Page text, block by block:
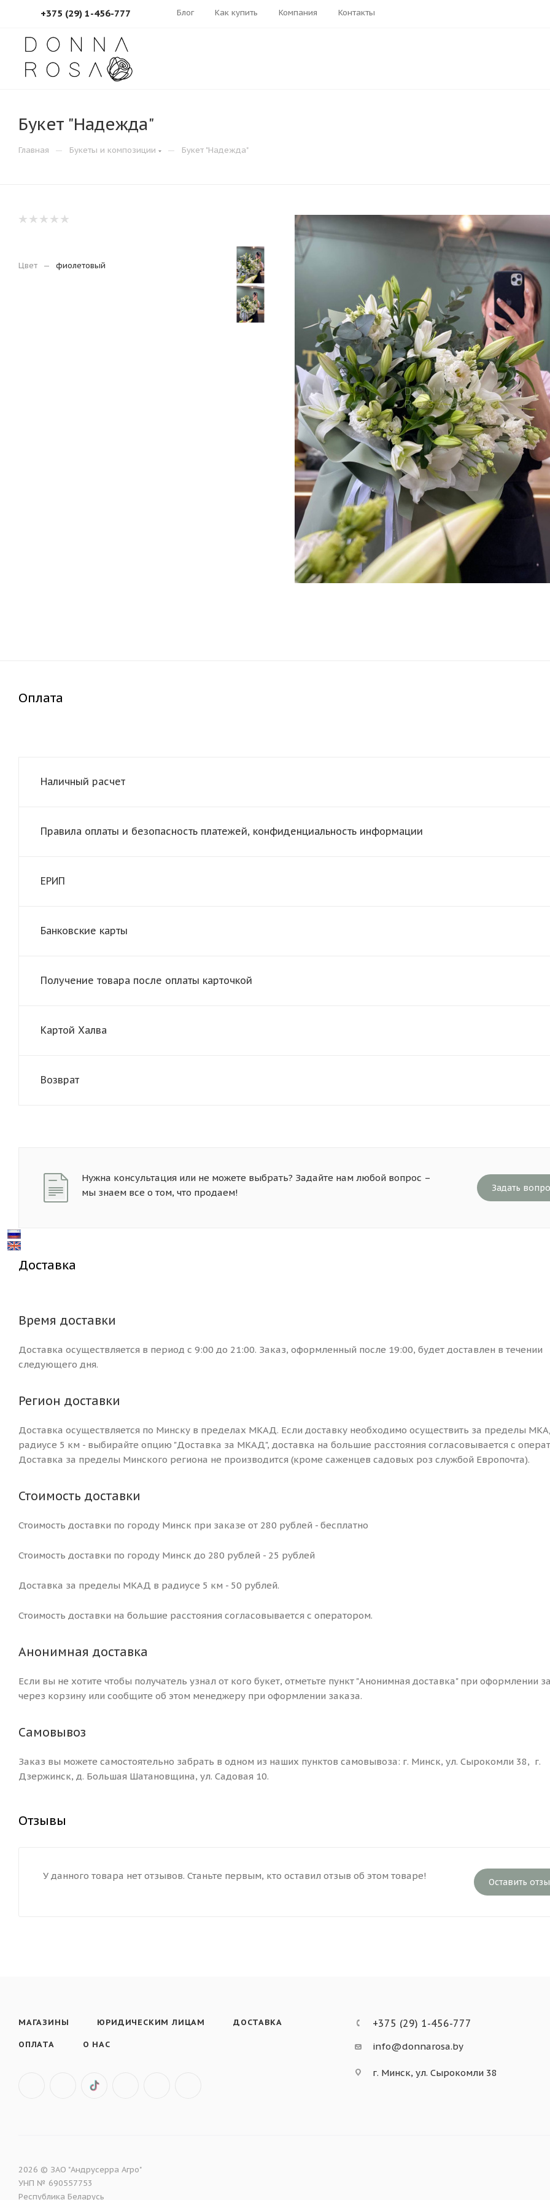
+375 (29) 1-456-777 Блог Как купить Компания Контакты
Букет "Надежда"
Главная — Букеты и композиции — Букет "Надежда"
Цвет — фиолетовый
Оплата
Наличный расчет
Правила оплаты и безопасность платежей, конфиденциальность информации
ЕРИП
Банковские карты
Получение товара после оплаты карточкой
Картой Халва
Возврат
Нужна консультация или не можете выбрать? Задайте нам любой вопрос –
мы знаем все о том, что продаем!
Задать
Доставка
Время доставки
Доставка осуществляется в период с 9:00 до 21:00. Заказ, оформленный после 19:00, будет доставлен в течении
следующего дня.
Регион доставки
Доставка осуществляется по Минску в пределах МКАД. Если доставку необходимо осуществить за пределы
радиусе 5 км - выбирайте опцию "Доставка за МКАД", доставка на большие расстояния согласовывается с
Доставка за пределы Минского региона не производится (кроме саженцев садовых роз службой Европочта).
Стоимость доставки
Стоимость доставки по городу Минск при заказе от 280 рублей - бесплатно
Стоимость доставки по городу Минск до 280 рублей - 25 рублей
Доставка за пределы МКАД в радиусе 5 км - 50 рублей.
Стоимость доставки на большие расстояния согласовывается с оператором.
Анонимная доставка
Если вы не хотите чтобы получатель узнал от кого букет, отметьте пункт "Анонимная доставка" при оформлении
через корзину или сообщите об этом менеджеру при оформлении заказа.
Самовывоз
Заказ вы можете самостоятельно забрать в одном из наших пунктов самовывоза: г. Минск, ул. Сырокомли 38, г.
Дзержинск, д. Большая Шатановщина, ул. Садовая 10.
Отзывы
Оставить
У данного товара нет отзывов. Станьте первым, кто оставил отзыв об этом товаре!
МАГАЗИНЫ ЮРИДИЧЕСКИМ ЛИЦАМ ДОСТАВКА
ОПЛАТА О НАС
+375 (29) 1-456-777
info@donnarosa.by
г. Минск, ул. Сырокомли 38
2026 © ЗАО "Андрусерра Агро"
УНП № 690557753
Республика Беларусь